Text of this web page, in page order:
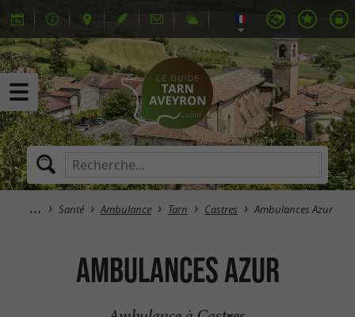
Santé Ambulance Tarn Castres Ambulances Azur
Ambulances Azur